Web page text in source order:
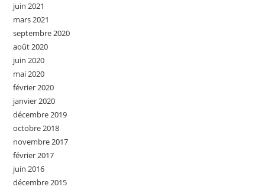
juin 2021
mars 2021
septembre 2020
août 2020
juin 2020
mai 2020
février 2020
janvier 2020
décembre 2019
octobre 2018
novembre 2017
février 2017
juin 2016
décembre 2015